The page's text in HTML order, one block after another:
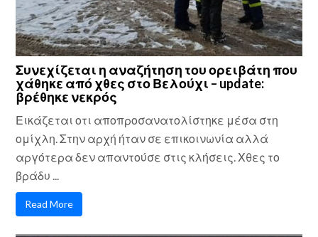
Συνεχίζεται η αναζήτηση του ορειβάτη που
χάθηκε από χθες στο Βελούχι – update:
βρέθηκε νεκρός
Εικάζεται οτι αποπροσανατολίστηκε μέσα στη
ομίχλη. Στην αρχή ήταν σε επικοινωνία αλλά
αργότερα δεν απαντούσε στις κλήσεις. Χθες το
βράδυ ...
Read More